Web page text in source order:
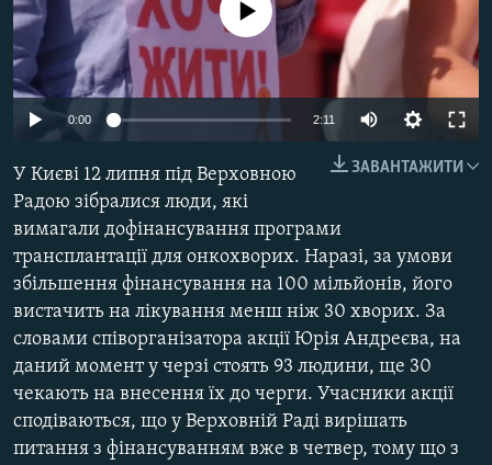
МУЛЬТИМЕДІА
ФОТО
СПЕЦПРОЄКТИ
ПОДКАСТИ
КРИМ РЕАЛІЇ
РУС
УКР
КТАТ
ДОЛУЧАЙСЯ!
No media source currently available
0:00 2:11
ЗАВАНТАЖИТИ
У Києві 12 липня під Верховною
Радою зібралися люди, які
вимагали дофінансування програми
трансплантації для онкохворих. Наразі, за умови
збільшення фінансування на 100 мільйонів, його
вистачить на лікування менш ніж 30 хворих. За
словами співорганізатора акції Юрія Андреєва, на
даний момент у черзі стоять 93 людини, ще 30
чекають на внесення їх до черги. Учасники акції
сподіваються, що у Верховній Раді вирішать
питання з фінансуванням вже в четвер, тому що з